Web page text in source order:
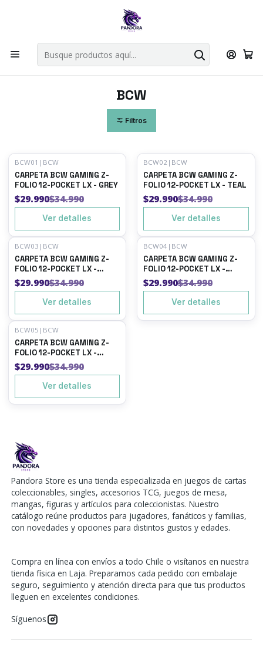
Por compras en cartas singles superiores a 49.990 el envio es
Explorar singles
Inicio Juegos de cartas TCG Accesorios TCG BCW
BCW
Filtros
-14% OFF
Agotado
BCW01 | BCW
CARPETA BCW GAMING Z-
FOLIO 12-POCKET LX - GREY
$29.990$34.990
Ver detalles
-14%OFF
Agotado
BCW02 | BCW
CARPETA BCW GAMING Z-
FOLIO 12-POCKET LX - TEAL
$29.990$34.990
Ver detalles
-14%OFF
Agotado
BCW03 | BCW
CARPETA BCW GAMING Z-
FOLIO 12-POCKET LX -
VERDE
$29.990$34.990
Ver detalles
-14%OFF
Agotado
BCW04 | BCW
CARPETA BCW GAMING Z-
FOLIO 12-POCKET LX -
ORANGE
$29.990$34.990
Ver detalles
-14%OFF
Agotado
BCW05 | BCW
CARPETA BCW GAMING Z-
FOLIO 12-POCKET LX -
WHITE
$29.990$34.990
Ver detalles
Pandora Store es una tienda especializada en juegos de cartas
coleccionables, singles, accesorios TCG, juegos de mesa,
mangas, figuras y artículos para coleccionistas. Nuestro
catálogo reúne productos para jugadores, fanáticos y familias,
con novedades y opciones para distintos gustos y edades.
Compra en línea con envíos a todo Chile o visítanos en nuestra
tienda física en Laja. Preparamos cada pedido con embalaje
seguro, seguimiento y atención directa para que tus productos
lleguen en excelentes condiciones.
Síguenos